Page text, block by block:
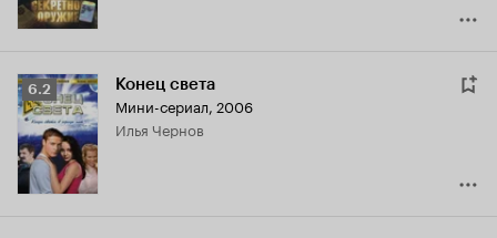
Рейтинг
Кинопоиска
6.2
6.2 Конец света
Мини-сериал, 2006
Илья Чернов